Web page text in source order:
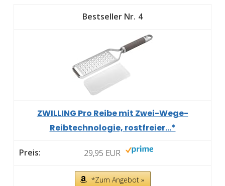
4
ZWILLING Pro Reibe mit Zwei-Wege-
Reibtechnologie, rostfreier...*
29,95 EUR
*Zum Angebot »